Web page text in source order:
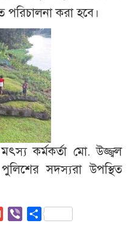
পরিচালনা করা হবে।
কর্মকর্তা মো. উজ্জ্বল
সদস্যরা উপস্থিত
Gmail ViberShare